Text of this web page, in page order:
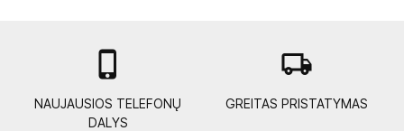

NAUJAUSIOS TELEFONŲ
DALYS
local_shipping
GREITAS PRISTATYMAS